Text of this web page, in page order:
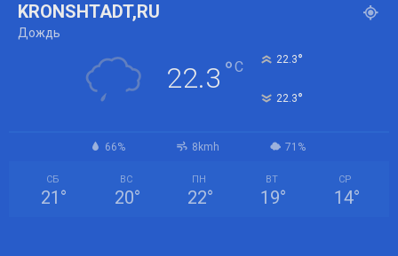
KRONSHTADT,RU
Дождь
22.3 °C 22.3°
22.3°
66% 8kmh 71%
СБ
21 °
ВС
20°
ПН
22°
ВТ
19°
СР
14°